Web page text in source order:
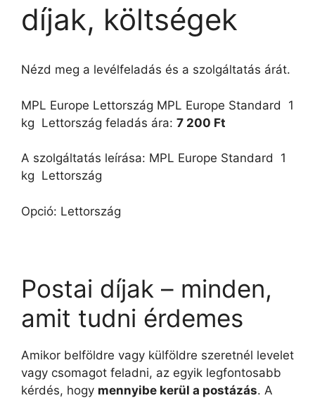
díjak, költségek
Nézd meg a levélfeladás és a szolgáltatás árát.
MPL Europe Lettország MPL Europe Standard  1
kg  Lettország feladás ára: 7 200 Ft
A szolgáltatás leírása: MPL Europe Standard  1
kg  Lettország
Opció: Lettország
Postai díjak – minden,
amit tudni érdemes
Amikor belföldre vagy külföldre szeretnél levelet
vagy csomagot feladni, az egyik legfontosabb
kérdés, hogy mennyibe kerül a postázás. A